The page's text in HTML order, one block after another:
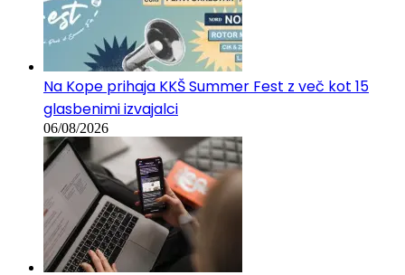
Na Kope prihaja KKŠ Summer Fest z več kot 15
glasbenimi izvajalci
06/08/2026